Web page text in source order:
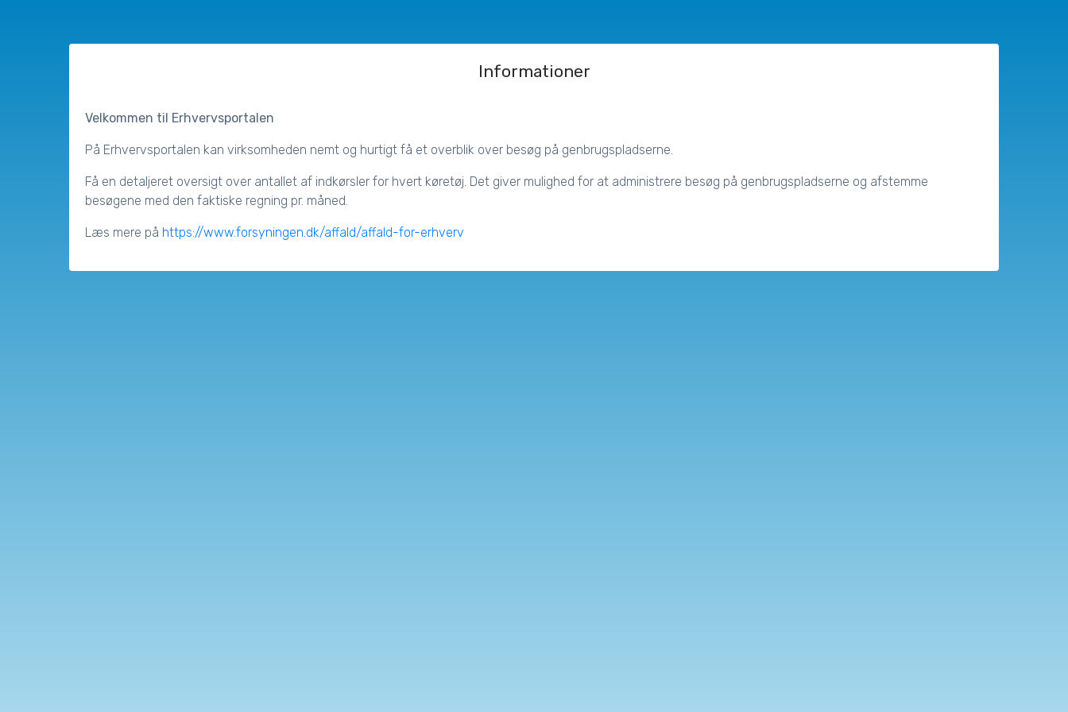
Informationer
Velkommen til Erhvervsportalen
På Erhvervsportalen kan virksomheden nemt og hurtigt få et overblik over besøg på genbrugspladserne.
Få en detaljeret oversigt over antallet af indkørsler for hvert køretøj. Det giver mulighed for at administrere besøg på genbrugspladserne og afstemme
besøgene med den faktiske regning pr. måned.
Læs mere på https://www.forsyningen.dk/affald/affald-for-erhverv